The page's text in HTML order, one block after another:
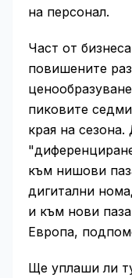
на персонал.
Част от
повишените
пиковите
края на
към нишови
дигитални
и към нови
Европа,
Ще уплаши ли